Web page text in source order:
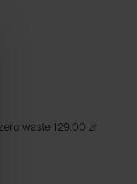
waste 129,00 zł